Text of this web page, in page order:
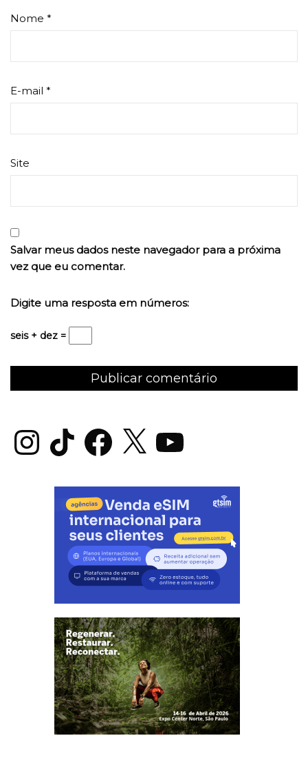
Nome *
E-mail *
Site
Salvar meus dados neste navegador para a próxima
vez que eu comentar.
Digite uma resposta em números:
seis + dez =
InstagramTikTok Facebook
X YouTube